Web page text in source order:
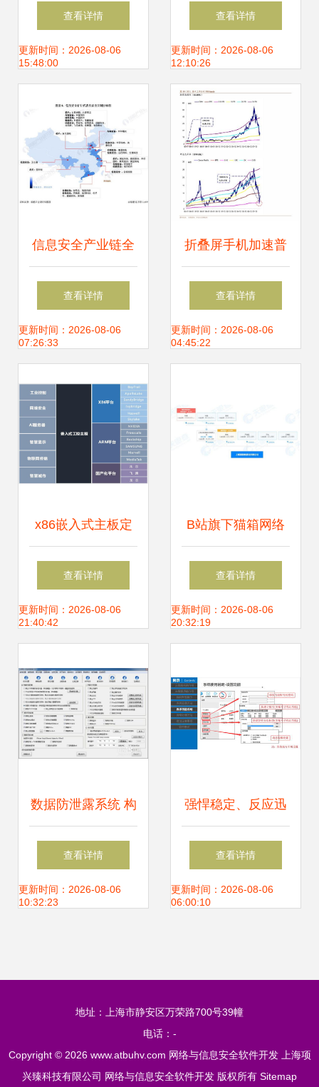
自主创新守护数据
安全，助力网络信
查看详情
更新时间：2026-08-06
15:48:00
及知识，我们在行
动——聚焦网络与
信息安全软件开发
查看详情
更新时间：2026-08-06
12:10:26
信息安全产业链全
景与区域热力图 聚
焦网络与信息安全
查看详情
更新时间：2026-08-06
07:26:33
折叠屏手机加速普
及，VR/AR产业持
续升温，网络安全
遇
查看详情
更新时间：2026-08-06
04:45:22
x86嵌入式主板定
制与开发 深圳联智
通达在网络安全与
的专业赋能
查看详情
更新时间：2026-08-06
21:40:42
B站旗下猫箱网络
注销引关注 从动漫
设计到网络安全的
查看详情
更新时间：2026-08-06
20:32:19
数据防泄露系统 构
建企业网络与信息
安全的核心防线
查看详情
更新时间：2026-08-06
10:32:23
强悍稳定、反应迅
速、安全可靠的云
客服系统——网络
查看详情
更新时间：2026-08-06
06:00:10
地址：上海市静安区万荣路700号39幢
电话：-
Copyright © 2026 www.atbuhv.com 网络与信息安全软件开发
上海项
兴臻科技有限公司 网络与信息安全软件开发 版权所有 Sitemap